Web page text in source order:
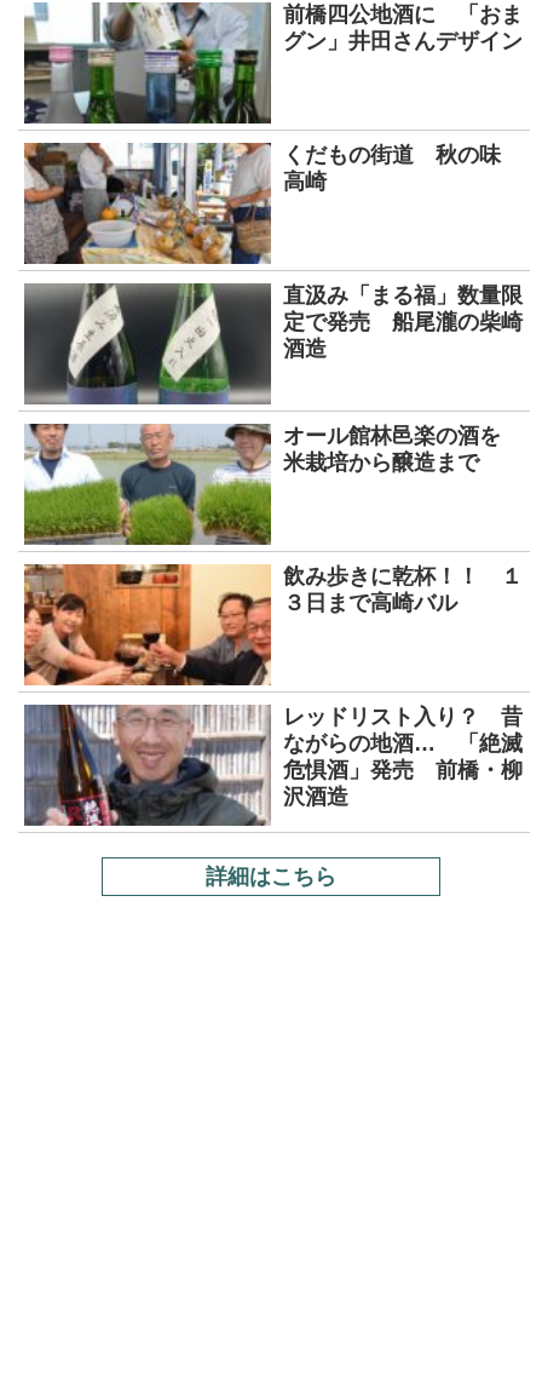
前橋四公地酒に 「おま
グン」井田さんデザイン
くだもの街道 秋の味
高崎
直汲み「まる福」数量限
定で発売 船尾瀧の柴崎
酒造
オール館林邑楽の酒を
米栽培から醸造まで
飲み歩きに乾杯！！ １
３日まで高崎バル
レッドリスト入り？ 昔
ながらの地酒… 「絶滅
危惧酒」発売 前橋・柳
沢酒造
詳細はこちら